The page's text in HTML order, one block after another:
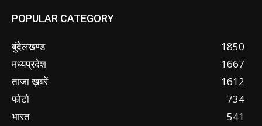
POPULAR CATEGORY
बुंदेलखण्ड
1850
मध्यप्रदेश
1667
ताजा ख़बरें
1612
फोटो
734
भारत
541